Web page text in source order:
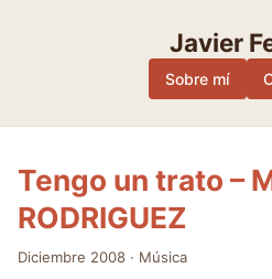
Javier
Sobre mí
Tengo un trato –
RODRIGUEZ
Diciembre 2008 · Música